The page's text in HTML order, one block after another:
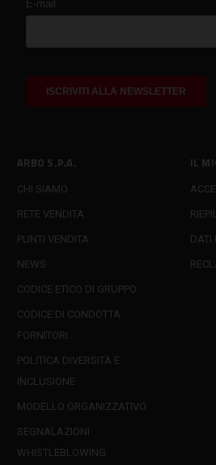
ARBO S.P.A.
CHI SIAMO
RETE VENDITA
PUNTI VENDITA
NEWS
CODICE ETICO DI GRUPPO
CODICE DI CONDOTTA
FORNITORI
POLITICA DIVERSITÀ E
INCLUSIONE
MODELLO ORGANIZZATIVO
SEGNALAZIONI
WHISTLEBLOWING
IL
DATI